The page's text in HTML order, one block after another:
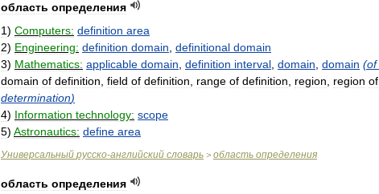
область определения
1) Computers: definition area
2) Engineering: definition domain definitional domain
3) Mathematics: applicable domain definition interval domain domain (of
domain of definition field of definition range of definition region region of
determination)
4) Information technology: scope
5) Astronautics: define area
Универсальный русско-английский словарь > область определения
область определения